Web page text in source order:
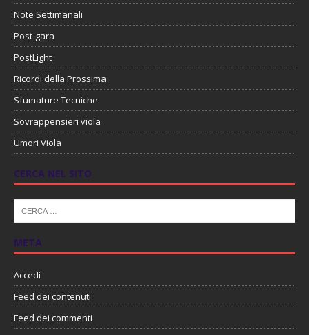
Note Settimanali
Post-gara
PostLight
Ricordi della Prossima
Sfumature Tecniche
Sovrappensieri viola
Umori Viola
CERCA NEL SITO
META
Accedi
Feed dei contenuti
Feed dei commenti